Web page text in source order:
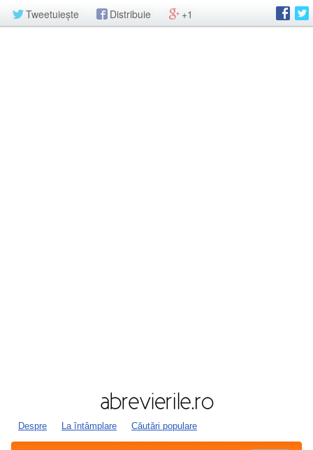
Tweetuiește Distribuie +1
Despre La întâmplare Căutări populare